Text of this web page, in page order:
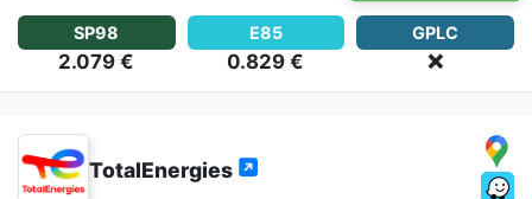
SP98
2.079 €
E85
0.829 €
GPLC
❌
TotalEnergies